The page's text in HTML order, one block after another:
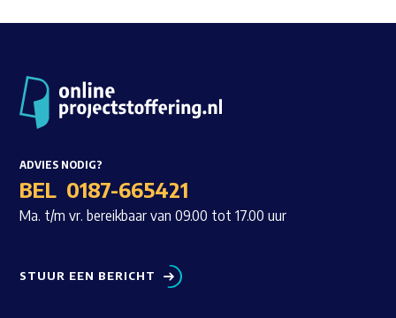
ADVIES NODIG?
BEL 0187-665421
Ma. t/m vr. bereikbaar van 09.00 tot 17.00 uur
STUUR EEN BERICHT